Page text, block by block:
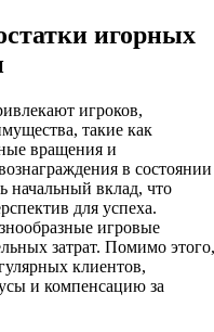
игорных
игроков,
такие как
вращения и
в состоянии
начальный вклад, что
для успеха.
игровые
затрат. Помимо этого,
клиентов,
и компенсацию за